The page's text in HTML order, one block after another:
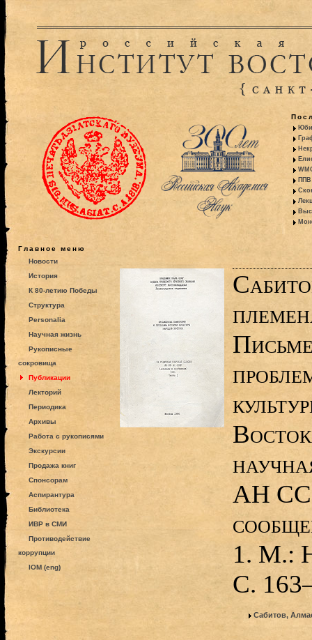
ППВ
Главное меню
Новости
История
К 80-летию Победы
Структура
Personalia
Научная жизнь
Рукописные
сокровища
Публикации
Лекторий
Периодика
Архивы
Работа с рукописями
Экскурсии
Продажа книг
Спонсорам
Аспирантура
Библиотека
ИВР в СМИ
Противодействие
коррупции
IOM (eng)
АН
1. М.:
С.
Сабитов,